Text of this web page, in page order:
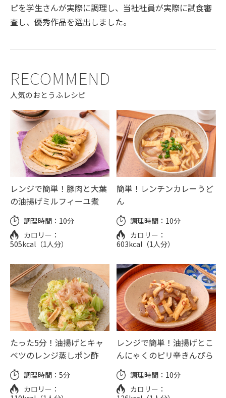
ピを学生さんが実際に調理し、当社社員が実際に試食審
査し、優秀作品を選出しました。
RECOMMEND
人気のおとうふレシピ
レンジで簡単！豚肉と大葉
の油揚げミルフィーユ煮
調理時間： 10分
カロリー：
505kcal（1人分）
簡単！レンチンカレーうど
ん
調理時間： 10分
カロリー：
603kcal（1人分）
たった5分！油揚げとキャ
ベツのレンジ蒸しポン酢
調理時間： 5分
カロリー：
レンジで簡単！油揚げとこ
んにゃくのピリ辛きんぴら
調理時間： 10分
カロリー：